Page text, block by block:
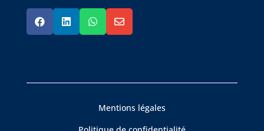
   
Mentions légales